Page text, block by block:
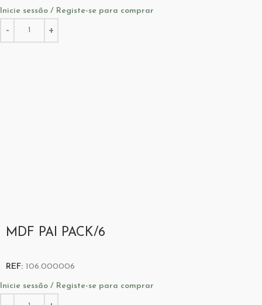
Inicie sessão / Registe-se para comprar
MDF PAI PACK/6
REF: 106.000006
Inicie sessão / Registe-se para comprar